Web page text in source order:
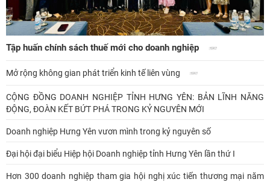
Tập huấn chính sách thuế mới cho doanh nghiệp
Mở rộng không gian phát triển kinh tế liên vùng
CỘNG ĐỒNG DOANH NGHIỆP TỈNH HƯNG YÊN: BẢN LĨNH NĂNG
ĐỘNG, ĐOÀN KẾT BỨT PHÁ TRONG KỶ NGUYÊN MỚI
Doanh nghiệp Hưng Yên vươn mình trong kỷ nguyên số
Đại hội đại biểu Hiệp hội Doanh nghiệp tỉnh Hưng Yên lần thứ I
Hơn 300 doanh nghiệp tham gia hội nghị xúc tiến thương mại năm